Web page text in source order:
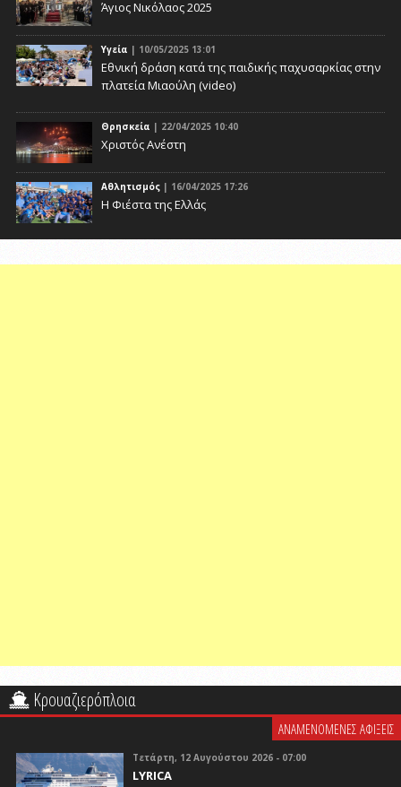
Άγιος Νικόλαος 2025
Υγεία | 10/05/2025 13:01
Eθνική δράση κατά της παιδικής παχυσαρκίας στην
πλατεία Μιαούλη (video)
Θρησκεία | 22/04/2025 10:40
Χριστός Ανέστη
Αθλητισμός | 16/04/2025 17:26
Η Φιέστα της Ελλάς
Κρουαζιερόπλοια
ΑΝΑΜΕΝΟΜΕΝΕΣ ΑΦΙΞΕΙΣ
Τετάρτη, 12 Αυγούστου 2026 - 07:00
LYRICA